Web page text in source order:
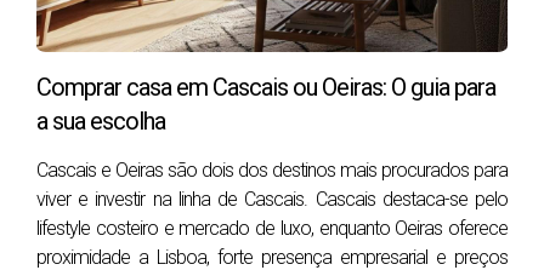
vender “como está”?
perceção (fotos/visita),risco/tempo , eprobabilidade de
recuperação do investimento
. Se a obra não melhora
claramente a perceção em 5 segundos (scroll no anúncio),
Comprar casa em Cascais ou Oeiras: O guia para
a sua escolha
Cascais e Oeiras são dois dos destinos mais procurados para
viver e investir na linha de Cascais. Cascais destaca-se pelo
lifestyle costeiro e mercado de luxo, enquanto Oeiras oferece
proximidade a Lisboa, forte presença empresarial e preços